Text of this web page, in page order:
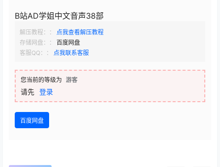
B站AD学姐中文音声38部
解压教程：：
点我查看解压教程
存储网盘：：
百度网盘
客服QQ：：
点我联系客服
您当前的等级为 游客
请先 登录
百度网盘